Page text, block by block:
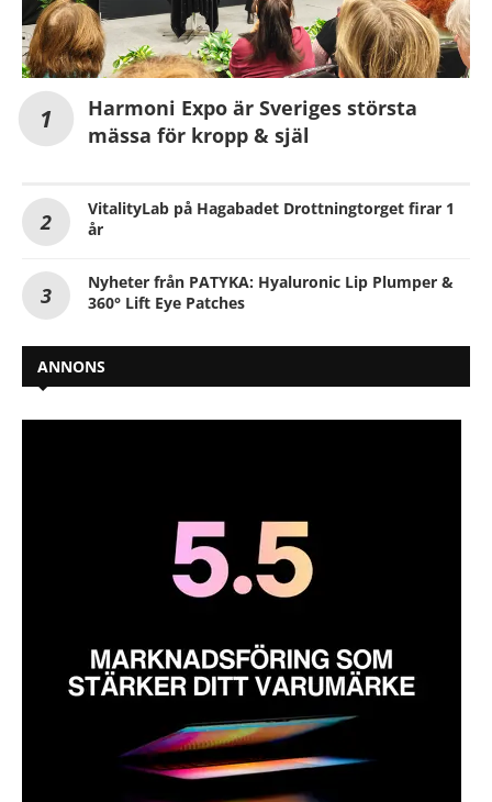
Harmoni Expo är Sveriges största
mässa för kropp & själ
VitalityLab på Hagabadet Drottningtorget firar 1
år
Nyheter från PATYKA: Hyaluronic Lip Plumper &
360° Lift Eye Patches
ANNONS